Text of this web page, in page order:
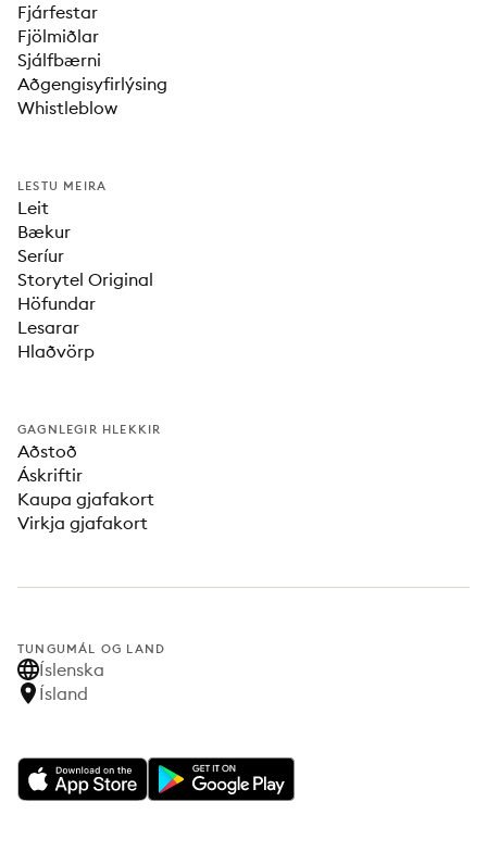
Fjárfestar
Fjölmiðlar
Sjálfbærni
Aðgengisyfirlýsing
Whistleblow
LESTU MEIRA
Leit
Bækur
Seríur
Storytel Original
Höfundar
Lesarar
Hlaðvörp
GAGNLEGIR HLEKKIR
Aðstoð
Áskriftir
Kaupa gjafakort
Virkja gjafakort
TUNGUMÁL OG LAND
Íslenska
Ísland